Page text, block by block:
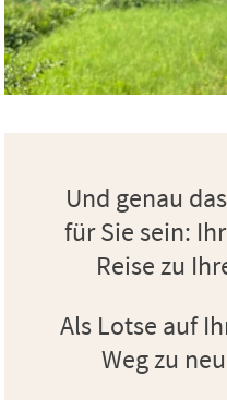
Und genau
für Sie sein:
Reise zu
Als Lotse auf
Weg zu